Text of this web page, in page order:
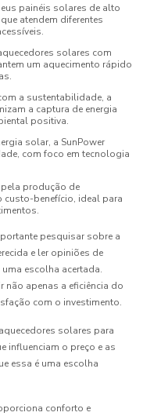
painéis solares de alto
atendem diferentes
solares com
um aquecimento rápido
a sustentabilidade, a
a captura de energia
positiva.
solar, a SunPower
com foco em tecnologia
produção de
custo-benefício, ideal para
pesquisar sobre a
e ler opiniões de
escolha acertada.
não apenas a eficiência do
com o investimento.
solares para
influenciam o preço e as
essa é uma escolha
conforto e